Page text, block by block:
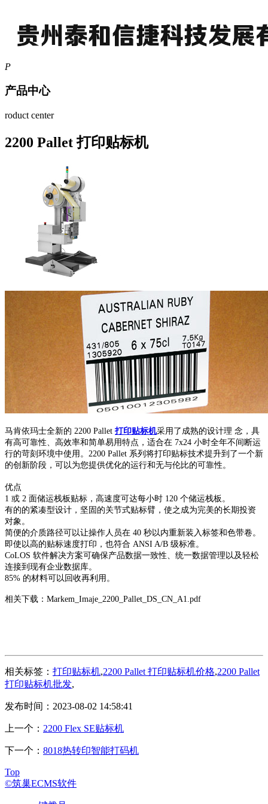
P
产品中心
roduct center
2200 Pallet 打印贴标机
马肯依玛士全新的 2200 Pallet 打印贴标机采用了成熟的设计理 念，具
有高可靠性、高效率和简单易用特点，适合在 7x24 小时全年不间断运
行的苛刻环境中使用。2200 Pallet 系列将打印贴标技术提升到了一个新
的创新阶段，可以为您提供优化的运行和无与伦比的可靠性。
优点
1 或 2 面储运栈板贴标，高速度可达每小时 120 个储运栈板。
有的的紧凑型设计，坚固的关节式贴标臂，使之成为完美的长期投资
对象。
简便的介质路径可以让操作人员在 40 秒以内重新装入标签和色带卷。
即使以高的贴标速度打印，也符合 ANSI A/B 级标准。
CoLOS 软件解决方案可确保产品数据一致性、统一数据管理以及轻松
连接到现有企业数据库。
85% 的材料可以回收再利用。
相关下载： Markem_Imaje_2200_Pallet_DS_CN_A1.pdf
相关标签： 打印贴标机,2200 Pallet 打印贴标机价格,2200 Pallet
打印贴标机批发,
发布时间：2023-08-02 14:58:41
上一个： 2200 Flex SE贴标机
下一个： 8018热转印智能打码机
Top
©筑巢ECMS软件